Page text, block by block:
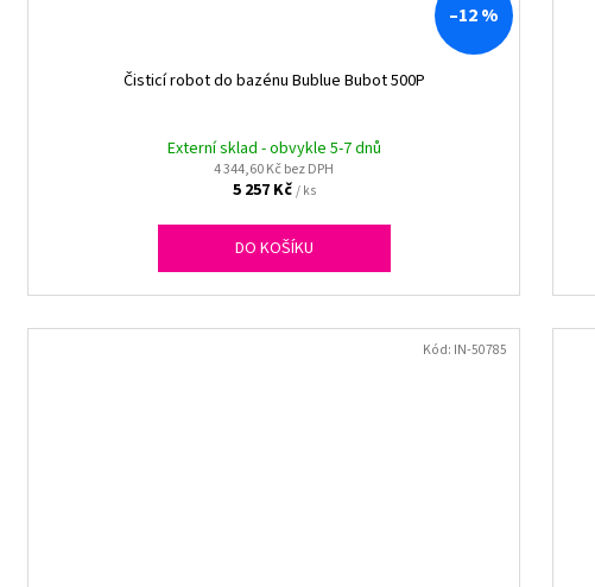
–12 %
Čisticí robot do bazénu Bublue Bubot 500P
Externí sklad - obvykle 5-7 dnů
4 344,60 Kč bez DPH
5 257 Kč/ ks
DO KOŠÍKU
Kód: IN-50785